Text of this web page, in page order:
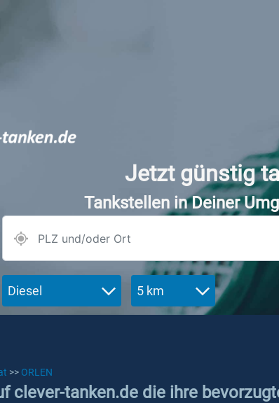
Jetzt günstig
Tankstellen in Deiner
Diesel 5 km
>> ORLEN
clever-tanken.de die ihre